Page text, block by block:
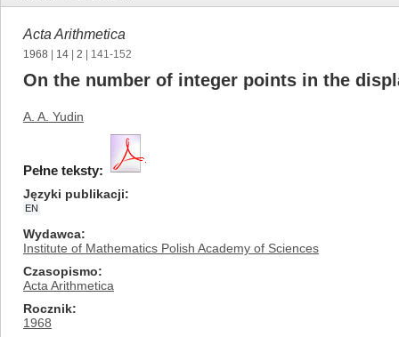
Acta Arithmetica
1968 14 2 | 141-152
On the number of integer points in the
A. A. Yudin
Pełne teksty:
Języki publikacji
EN
Wydawca
Institute of Mathematics Polish Academy of Sciences
Czasopismo
Acta Arithmetica
Rocznik
1968